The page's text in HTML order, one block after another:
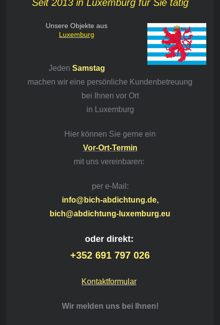
Seit 2013 in Luxemburg für Sie tätig
Unsere Objekte aus
Luxemburg
Jeden Samstag
machen wir eine persönliche Kundenbetreuung
bei Ihnen vor Ort
in Luxemburg
Hier können Sie gerne ein
Vor-Ort-Termin
mit uns vereinbaren:
per e-Mail:
info@bich-abdichtung.de,
bich@abdichtung-luxemburg.eu
oder direkt:
+352 691 797 026
Kontaktformular
Wir melden uns bei Ihnen!